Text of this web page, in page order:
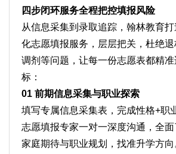
四步闭环服务全程把控填报风险
从信息采集到录取追踪，翰林教育
化志愿填报服务，层层把关，杜绝
调剂等问题，让每一份志愿表都精准
标：
01 前期信息采集与职业探索
填写专属信息采集表，完成性格+职
志愿填报专家一对一深度沟通，全面
家庭期待与职业规划，找准升学方向